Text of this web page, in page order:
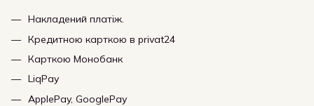
Накладений платіж.
Кредитною карткою в privat24
Карткою Монобанк
LiqPay
ApplePay, GooglePay